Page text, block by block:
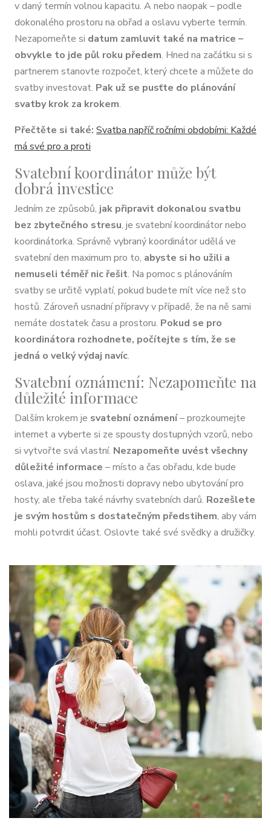
v daný termín volnou kapacitu. A nebo naopak – podle
dokonalého prostoru na obřad a oslavu vyberte termín.
Nezapomeňte si datum zamluvit také na matrice –
obvykle to jde půl roku předem. Hned na začátku si s
partnerem stanovte rozpočet, který chcete a můžete do
svatby investovat. Pak už se pusťte do plánování
svatby krok za krokem.
Přečtěte si také: Svatba napříč ročními obdobími: Každé
má své pro a proti
Svatební koordinátor může být
dobrá investice
Jedním ze způsobů, jak připravit dokonalou svatbu
bez zbytečného stresu, je svatební koordinátor nebo
koordinátorka. Správně vybraný koordinátor udělá ve
svatební den maximum pro to, abyste si ho užili a
nemuseli téměř nic řešit. Na pomoc s plánováním
svatby se určitě vyplatí, pokud budete mít více než sto
hostů. Zároveň usnadní přípravy v případě, že na ně sami
nemáte dostatek času a prostoru. Pokud se pro
koordinátora rozhodnete, počítejte s tím, že se
jedná o velký výdaj navíc.
Svatební oznámení: Nezapomeňte na
důležité informace
Dalším krokem je svatební oznámení– prozkoumejte
internet a vyberte si ze spousty dostupných vzorů, nebo
si vytvořte svá vlastní. Nezapomeňte uvést všechny
důležité informace – místo a čas obřadu, kde bude
oslava, jaké jsou možnosti dopravy nebo ubytování pro
hosty, ale třeba také návrhy svatebních darů. Rozešlete
je svým hostům s dostatečným předstihem, aby vám
mohli potvrdit účast. Oslovte také své svědky a družičky.